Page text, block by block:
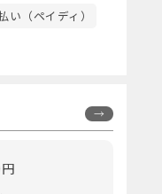
い（ペイディ）